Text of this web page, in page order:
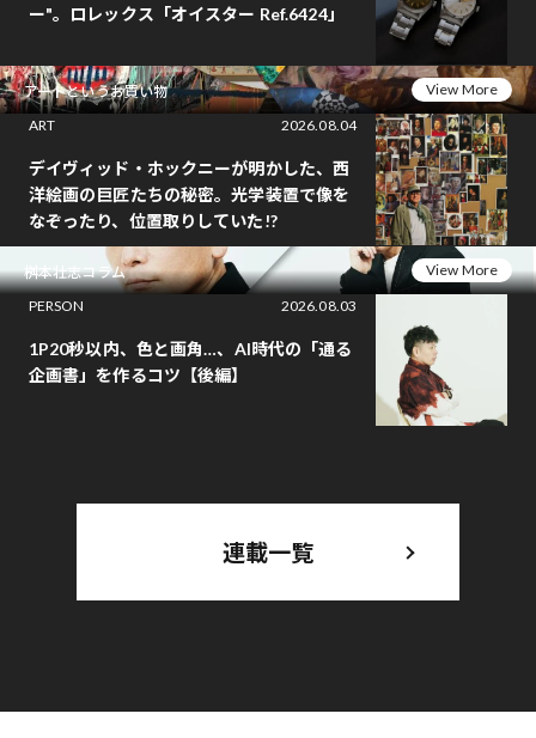
ー"。ロレックス「オイスター Ref.6424」
アートというお買い物
View More
ART
2026.08.04
デイヴィッド・ホックニーが明かした、西
洋絵画の巨匠たちの秘密。光学装置で像を
なぞったり、位置取りしていた!?
桝本壮志コラム
View More
PERSON
2026.08.03
1P20秒以内、色と画角…、AI時代の「通る
企画書」を作るコツ【後編】
連載一覧